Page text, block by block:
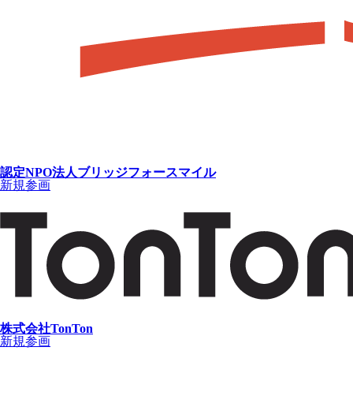
認定NPO法人ブリッジフォースマイル
新規参画
株式会社TonTon
新規参画